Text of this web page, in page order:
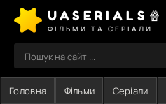
UASERIALS🍿
ФІЛЬМИ ТА СЕРІАЛИ
Головна Фільми Серіали